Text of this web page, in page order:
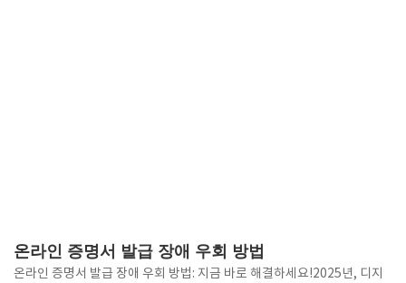
온라인 증명서 발급 장애 우회 방법
온라인 증명서 발급 장애 우회 방법: 지금 바로 해결하세요!2025년, 디지